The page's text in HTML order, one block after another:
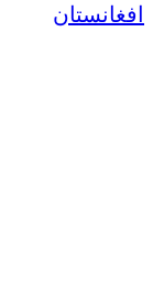
افغانستان